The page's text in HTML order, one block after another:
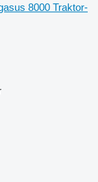
8000 Traktor-